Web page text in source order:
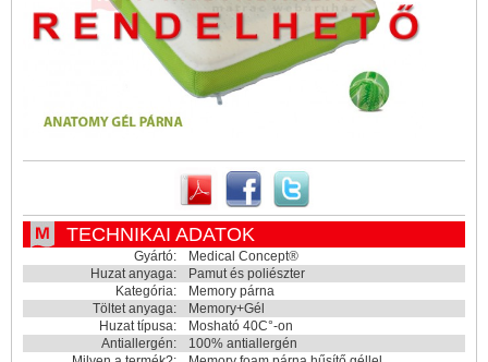
TECHNIKAI ADATOK
Gyártó:
Medical Concept®
Huzat anyaga:
Pamut és poliészter
Kategória:
Memory párna
Töltet anyaga:
Memory+Gél
Huzat típusa:
Mosható 40C°-on
Antiallergén:
100% antiallergén